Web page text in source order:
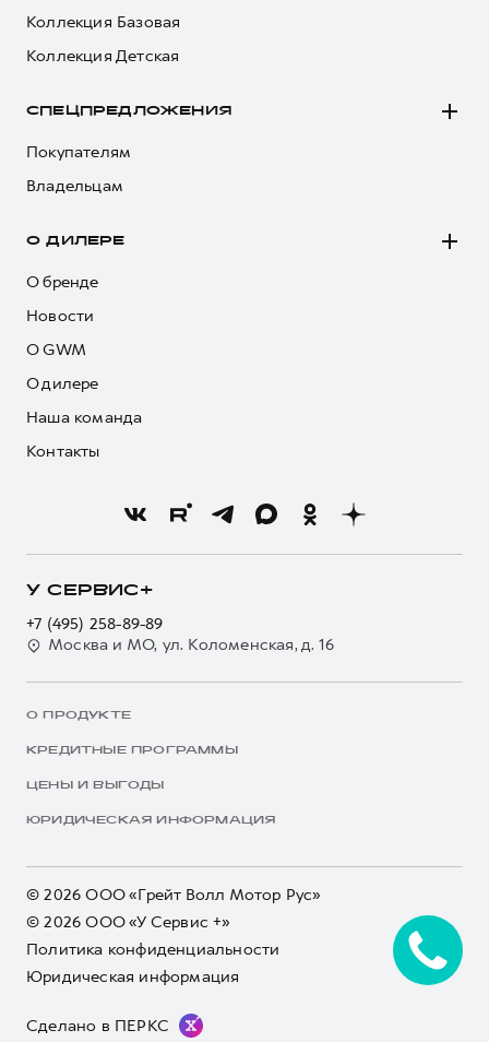
Коллекция Базовая
Коллекция Детская
СПЕЦПРЕДЛОЖЕНИЯ
Покупателям
Владельцам
О ДИЛЕРЕ
О бренде
Новости
О GWM
О дилере
Наша команда
Контакты
У СЕРВИС+
+7 (495) 258-89-89
Москва и МО, ул. Коломенская, д. 16
О ПРОДУКТЕ
КРЕДИТНЫЕ ПРОГРАММЫ
ЦЕНЫ И ВЫГОДЫ
ЮРИДИЧЕСКАЯ ИНФОРМАЦИЯ
© 2026 ООО «Грейт Волл Мотор Рус»
© 2026 ООО «У Сервис +»
Политика конфиденциальности
Юридическая информация
Сделано в ПЕРКС